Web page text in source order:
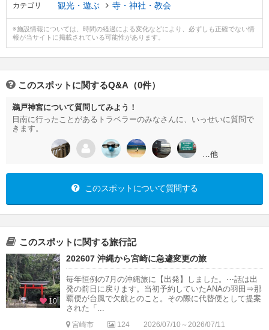
カテゴリ 観光・遊ぶ 寺・神社・教会
※施設情報については、時間の経過による変化などにより、必ずしも正確でない情
報が当サイトに掲載されている可能性があります。
このスポットに関するQ&A（0件）
鵜戸神宮について質問してみよう！
日南に行ったことがあるトラベラーのみなさんに、いっせいに質問で
きます。
…他
このスポットについて質問する
このスポットに関する旅行記
10
202607 沖縄から宮崎に急遽変更の旅
毎年恒例の7月の沖縄旅に【出発】しました。⋯話は出
発の前日に戻ります。当初予約していたANAの羽田⇒那
覇便が台風で欠航とのこと。その際に代替便として提案
された「...
宮崎市 124
2026/07/10～2026/07/11